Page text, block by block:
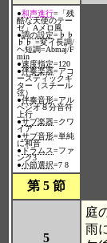
●和声進行=「残
酷な天使のテー
ゼ」Aメロ風
●調の設定=♭♭
♭♭ =変イ長調/
ヘ短調=Abmaj/F
min
●速度指定=120
●伴奏楽器=アコ
ースティックギ
ター（スチール
弦）
●伴奏音形=アル
ペジオ８分音符
上行
●サブ楽器=クワ
イア
●サブ音形=単純
に和音
● ドラムス=ファ
ンク3
●小節選択=7 8
第 5 節
5
庭
雨